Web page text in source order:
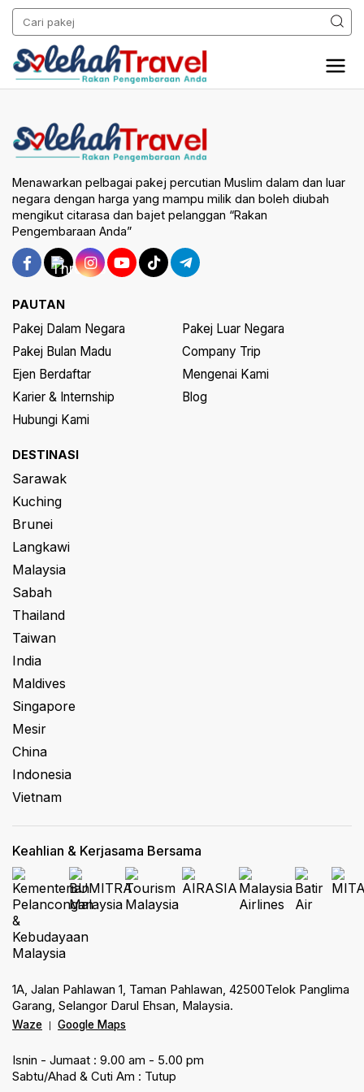
Menawarkan pelbagai pakej percutian Muslim dalam dan luar
negara dengan harga yang mampu milik dan boleh diubah
mengikut citarasa dan bajet pelanggan “Rakan
Pengembaraan Anda”
PAUTAN
Pakej Dalam Negara
Pakej Luar Negara
Pakej Bulan Madu
Company Trip
Ejen Berdaftar
Mengenai Kami
Karier & Internship
Blog
Hubungi Kami
DESTINASI
Sarawak
Kuching
Brunei
Langkawi
Malaysia
Sabah
Thailand
Taiwan
India
Maldives
Singapore
Mesir
China
Indonesia
Vietnam
Keahlian & Kerjasama Bersama
1A, Jalan Pahlawan 1, Taman Pahlawan, 42500Telok Panglima
Garang, Selangor Darul Ehsan, Malaysia.
Waze Google Maps
Isnin - Jumaat : 9.00 am - 5.00 pm
Sabtu/Ahad & Cuti Am : Tutup